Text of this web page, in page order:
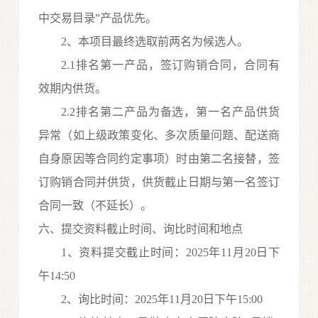
中交易目录”产品优先。
2、本项目最终选取前两名为候选人。
2.1排名第一产品，签订购销合同，合同有
效期内供货。
2.2排名第二产品为备选，第一名产品供货
异常（如上级政策变化、多次质量问题、配送商
自身原因等合同约定事项）时由第二名接替，签
订购销合同并供货，供货截止日期与第一名签订
合同一致（不延长）。
六、提交资料截止时间、询比时间和地点
1、资料提交截止时间：2025年11月 20日 下
午14:50
2、询比时间：2025年11月20 日 下午15:00